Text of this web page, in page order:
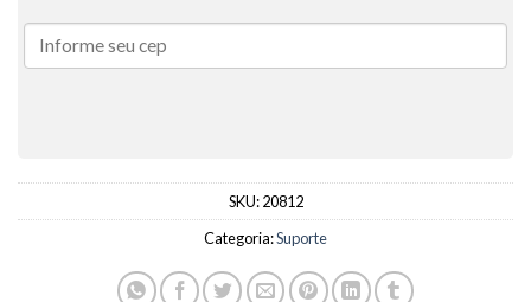
SKU:20812
Categoria:Suporte